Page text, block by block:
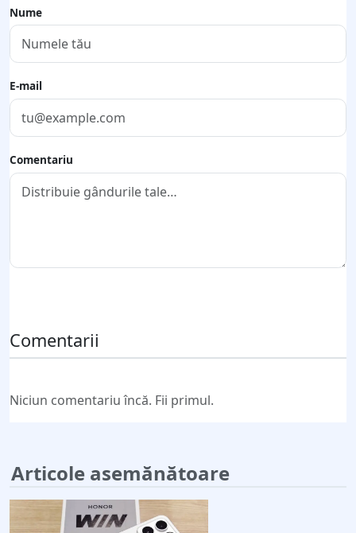
Nume
E-mail
Comentariu
Comentarii
Niciun comentariu încă. Fii primul.
Articole asemănătoare